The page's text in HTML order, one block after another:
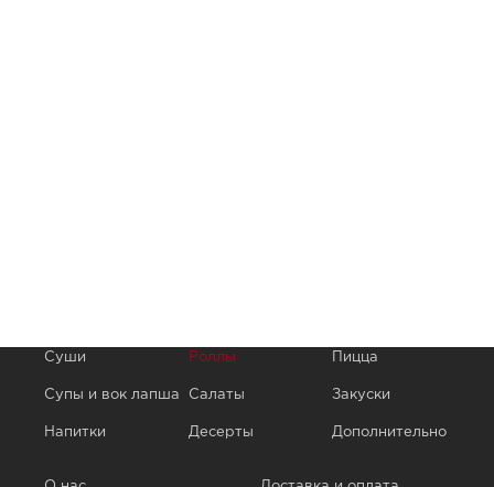
Суши Роллы Пицца
Супы и вок лапша Салаты Закуски
Напитки Десерты Дополнительно